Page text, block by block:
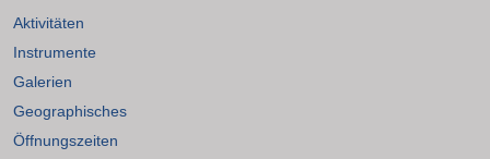
Aktivitäten
Instrumente
Galerien
Geographisches
Öffnungszeiten